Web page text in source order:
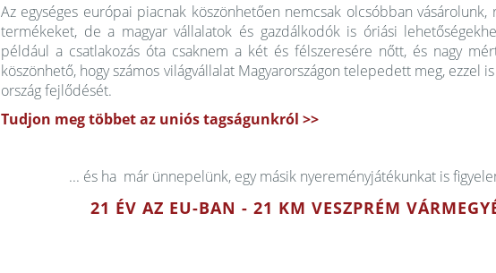
Az egységes európai piacnak köszönhetően nemcsak olcsóbban vásárolunk,
termékeket, de a magyar vállalatok és gazdálkodók is óriási
például a csatlakozás óta csaknem a két és félszeresére nőtt, és nagy
köszönhető, hogy számos világvállalat Magyarországon telepedett meg, ezzel
ország fejlődését.
Tudjon meg többet az uniós tagságunkról >>
... és ha már ünnepelünk, egy másik nyereményjátékunkat is
21 ÉV AZ EU-BAN - 21 KM VESZPRÉM